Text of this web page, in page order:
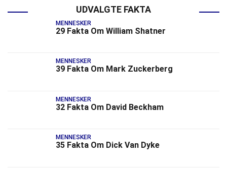
UDVALGTE FAKTA
MENNESKER
29 Fakta Om William Shatner
MENNESKER
39 Fakta Om Mark Zuckerberg
MENNESKER
32 Fakta Om David Beckham
MENNESKER
35 Fakta Om Dick Van Dyke